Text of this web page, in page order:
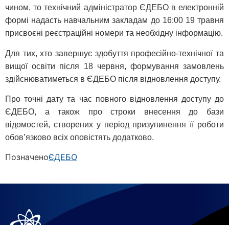
чином, то технічний адміністратор ЄДЕБО в електронній
формі надасть навчальним закладам до 16:00 19 травня
присвоєні реєстраційні номери та необхідну інформацію.
Для тих, хто завершує здобуття професійно-технічної та
вищої освіти після 18 червня, формування замовлень
здійснюватиметься в ЄДЕБО після відновлення доступу.
Про точні дату та час повного відновлення доступу до
ЄДЕБО, а також про строки внесення до бази
відомостей, створених у період призупинення її роботи
обов’язково всіх оповістять додатково.
ПозначеноЄДЕБО